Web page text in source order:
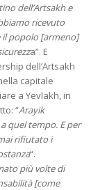
dell’Artsakh e
ricevuto
il popolo [armeno]
a”. E
dell’Artsakh
capitale
a Yevlakh, in
“Arayik
quel tempo. E per
rifiutato i
“.
più volte di
[come